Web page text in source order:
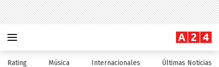
Rating Música Internacionales Últimas Noticias